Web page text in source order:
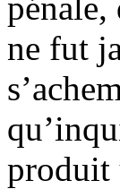
ne fut
produit